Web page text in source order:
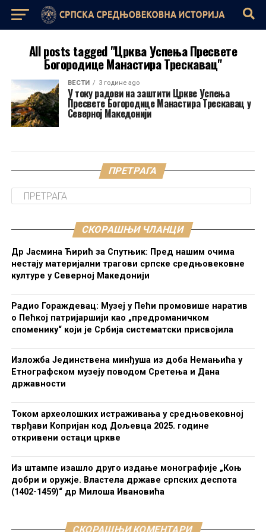
All posts tagged "Црквa Успења Пресвете
Богородице Манастира Трескавац"
ВЕСТИ 3 године ago
У току радови на заштити Цркве Успења
Пресвете Богородице Манастира Трескавац у
Северној Македонији
ПРЕТРАГА
СКОРАШЊИ ЧЛАНЦИ
Др Јасмина Ћирић за Спутњик: Пред нашим очима
нестају материјални трагови српске средњовековне
културе у Северној Македонији
Радио Гораждевац: Музеј у Пећи промовише наратив
о Пећкој патријаршији као „предроманичком
споменику“ који је Србија систематски присвојила
Изложба Јединствена минђуша из доба Немањића у
Етнографском музеју поводом Сретења и Дана
државности
Током археолошких истраживања у средњовековној
тврђави Копријан код Дољевца 2025. године
откривени остаци цркве
Из штампе изашло друго издање монографије „Коњ
добри и оружје. Властела државе српских деспота
(1402-1459)“ др Милоша Ивановића
СКОРАШЊИ КОМЕНТАРИ